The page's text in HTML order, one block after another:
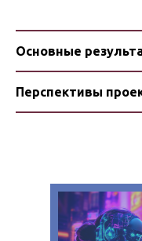
Основные
Перспективы